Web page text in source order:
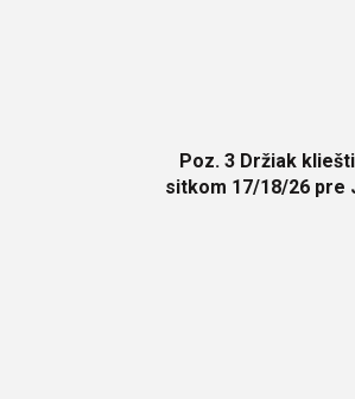
Poz. 3 Držiak
sitkom 17/18/26 pre